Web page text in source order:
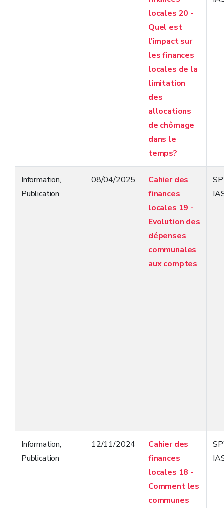
locales 20 -
Quel est
l'impact sur
les finances
locales de la
limitation
des
allocations
de chômage
dans le
temps?
Information,
Publication
08/04/2025
Cahier des
finances
locales 19 -
Evolution des
dépenses
communales
aux comptes
Information,
Publication
12/11/2024
Cahier des
finances
locales 18 -
Comment les
communes